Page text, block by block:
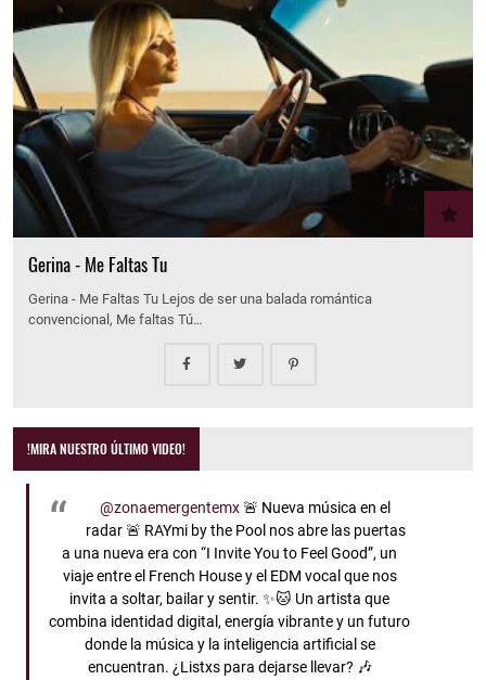
Gerina - Me Faltas Tu
Gerina - Me Faltas Tu Lejos de ser una balada romántica
convencional, Me faltas Tú…
!MIRA NUESTRO ÚLTIMO VIDEO!
@zonaemergentemx🚨 Nueva música en el
radar 🚨 RAYmi by the Pool nos abre las puertas
a una nueva era con “I Invite You to Feel Good”, un
viaje entre el French House y el EDM vocal que nos
invita a soltar, bailar y sentir. ✨🐱 Un artista que
combina identidad digital, energía vibrante y un futuro
donde la música y la inteligencia artificial se
encuentran. ¿Listxs para dejarse llevar? 🎶